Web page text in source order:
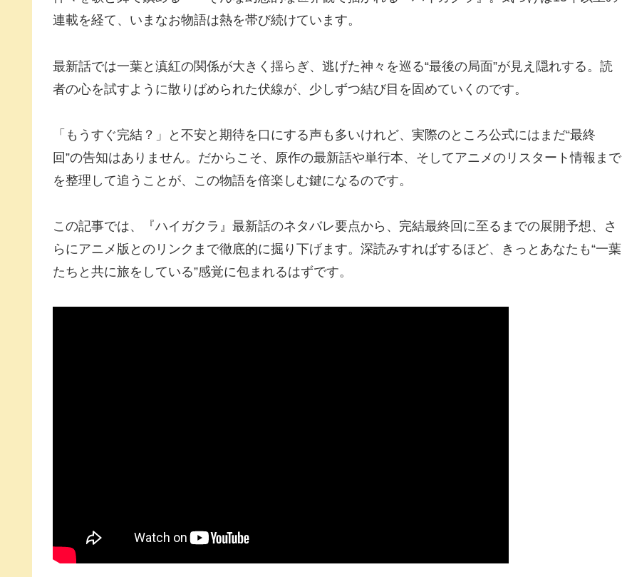
連載を経て、いまなお物語は熱を帯び続けています。
最新話では一葉と滇紅の関係が大きく揺らぎ、逃げた神々を巡る“最後の局面”が見え隠れする。読
者の心を試すように散りばめられた伏線が、少しずつ結び目を固めていくのです。
「もうすぐ完結？」と不安と期待を口にする声も多いけれど、実際のところ公式にはまだ“最終
回”の告知はありません。だからこそ、原作の最新話や単行本、そしてアニメのリスタート情報まで
を整理して追うことが、この物語を倍楽しむ鍵になるのです。
この記事では、『ハイガクラ』最新話のネタバレ要点から、完結最終回に至るまでの展開予想、さ
らにアニメ版とのリンクまで徹底的に掘り下げます。深読みすればするほど、きっとあなたも“一葉
たちと共に旅をしている”感覚に包まれるはずです。